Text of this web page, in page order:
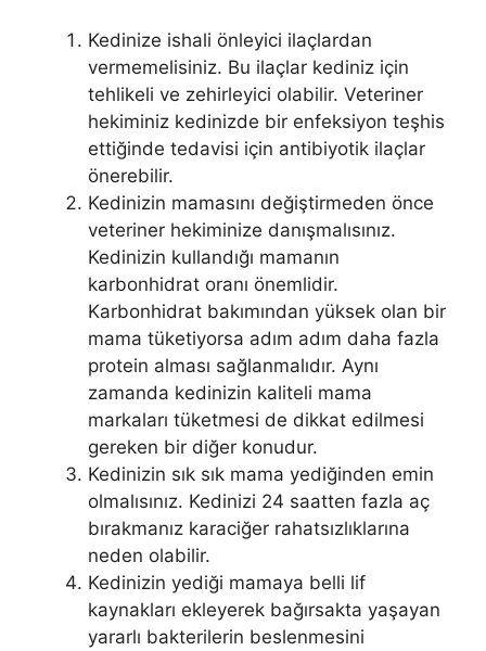
Kedinize ishali önleyici ilaçlardan
vermemelisiniz. Bu ilaçlar kediniz için
tehlikeli ve zehirleyici olabilir. Veteriner
hekiminiz kedinizde bir enfeksiyon teşhis
ettiğinde tedavisi için antibiyotik ilaçlar
önerebilir.
Kedinizin mamasını değiştirmeden önce
veteriner hekiminize danışmalısınız.
Kedinizin kullandığı mamanın
karbonhidrat oranı önemlidir.
Karbonhidrat bakımından yüksek olan bir
mama tüketiyorsa adım adım daha fazla
protein alması sağlanmalıdır. Aynı
zamanda kedinizin kaliteli mama
markaları tüketmesi de dikkat edilmesi
gereken bir diğer konudur.
Kedinizin sık sık mama yediğinden emin
olmalısınız. Kedinizi 24 saatten fazla aç
bırakmanız karaciğer rahatsızlıklarına
neden olabilir.
Kedinizin yediği mamaya belli lif
kaynakları ekleyerek bağırsakta yaşayan
yararlı bakterilerin beslenmesini